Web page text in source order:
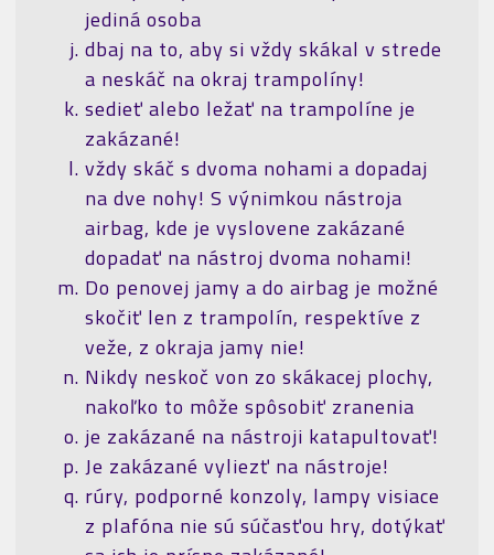
jediná osoba
dbaj na to, aby si vždy skákal v strede
a neskáč na okraj trampolíny!
sedieť alebo ležať na trampolíne je
zakázané!
vždy skáč s dvoma nohami a dopadaj
na dve nohy! S výnimkou nástroja
airbag, kde je vyslovene zakázané
dopadať na nástroj dvoma nohami!
Do penovej jamy a do airbag je možné
skočiť len z trampolín, respektíve z
veže, z okraja jamy nie!
Nikdy neskoč von zo skákacej plochy,
nakoľko to môže spôsobiť zranenia
je zakázané na nástroji katapultovať!
Je zakázané vyliezť na nástroje!
rúry, podporné konzoly, lampy visiace
z plafóna nie sú súčasťou hry, dotýkať